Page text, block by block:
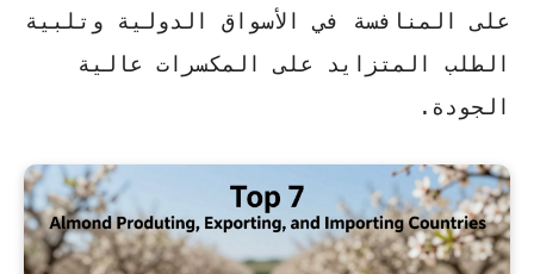
على المنافسة في الأسواق الدولية وتلبية
الطلب المتزايد على المكسرات عالية
الجودة.